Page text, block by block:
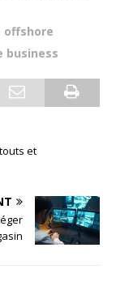
offshore
business
et